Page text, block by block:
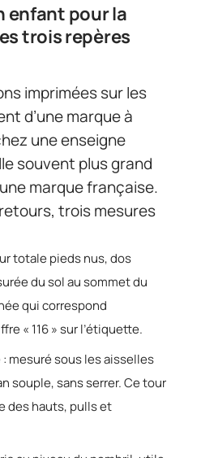
enfant pour la
trois repères
imprimées sur les
d’une marque à
une enseigne
souvent plus grand
une marque française.
trois mesures
totale pieds nus, dos
du sol au sommet du
qui correspond
« 116 » sur l’étiquette.
mesuré sous les aisselles
souple, sans serrer. Ce tour
des hauts, pulls et